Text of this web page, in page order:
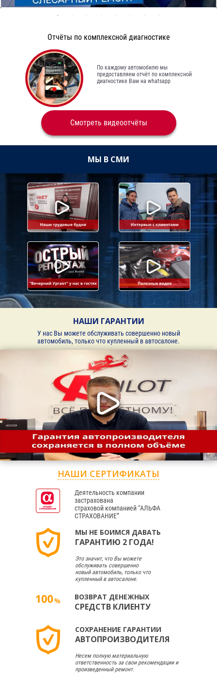
Отчёты по комплексной диагностике
По каждому автомобилю мы
предоставляем отчёт по комплексной
диагностике Вам на whatsapp
Смотреть видеоотчёты
МЫ В СМИ
НАШИ ГАРАНТИИ
У нас Вы можете обслуживать совершенно новый
автомобиль, только что купленный в автосалоне.
НАШИ СЕРТИФИКАТЫ
Деятельность компании
застрахована
страховой компанией “АЛЬФА
СТРАХОВАНИЕ”
МЫ НЕ БОИМСЯ ДАВАТЬ
ГАРАНТИЮ 2 ГОДА!
Это значит, что Вы можете
обслуживать совершенно
новый автомобиль, только что
купленный в автосалоне.
ВОЗВРАТ ДЕНЕЖНЫХ
СРЕДСТВ КЛИЕНТУ
СОХРАНЕНИЕ ГАРАНТИИ
АВТОПРОИЗВОДИТЕЛЯ
Несем полную материальную
ответственность за свои рекомендации и
произведенный ремонт.